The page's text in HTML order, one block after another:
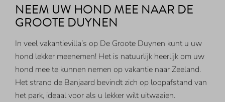
NEEM UW HOND MEE NAAR DE
GROOTE DUYNEN
In veel vakantievilla’s op De Groote Duynen kunt u uw
hond lekker meenemen! Het is natuurlijk heerlijk om uw
hond mee te kunnen nemen op vakantie naar Zeeland.
Het strand de Banjaard bevindt zich op loopafstand van
het park, ideaal voor als u lekker wilt uitwaaien.